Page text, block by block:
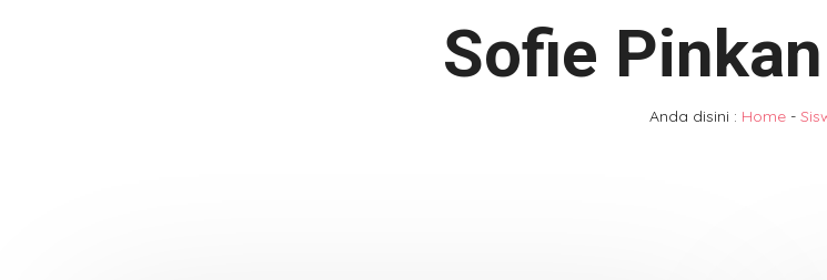
Sofie
Anda disini : Home -